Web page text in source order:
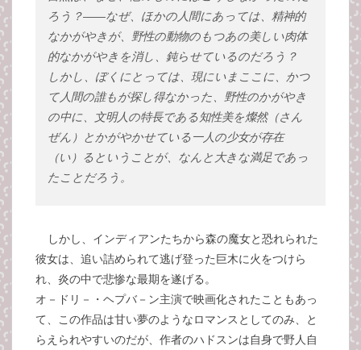
ろう？――なぜ、ほかの人間にあっては、精神的
なかがやきが、野性の動物のもつあの美しい肉体
的なかがやきを消し、鈍らせているのだろう？
しかし、ぼくにとっては、現にいまここに、かつ
て人間の誰もが探し得なかった、野性のかがやき
の中に、文明人の特長である知性美を燦然（さん
ぜん）とかがやかせている一人の少女が存在
（い）るということが、なんと大きな満足であっ
たことだろう。
しかし、インディアンたちから森の魔女と恐れられた
彼女は、追い詰められて逃げ登った巨木に火をつけら
れ、炎の中で悲惨な最期を遂げる。
オ－ドリ－・ヘプバ－ン主演で映画化されたこともあっ
て、この作品は甘い夢のようなロマンスとしてのみ、と
らえられやすいのだが、作者のハドスンは自身で野人自